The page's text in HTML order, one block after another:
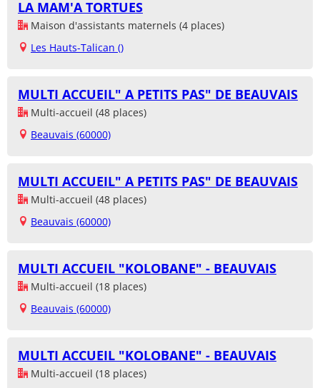
LA MAM'A TORTUES
Maison d'assistants maternels (4 places)
Les Hauts-Talican ()
MULTI ACCUEIL" A PETITS PAS" DE BEAUVAIS
Multi-accueil (48 places)
Beauvais (60000)
MULTI ACCUEIL" A PETITS PAS" DE BEAUVAIS
Multi-accueil (48 places)
Beauvais (60000)
MULTI ACCUEIL "KOLOBANE" - BEAUVAIS
Multi-accueil (18 places)
Beauvais (60000)
MULTI ACCUEIL "KOLOBANE" - BEAUVAIS
Multi-accueil (18 places)